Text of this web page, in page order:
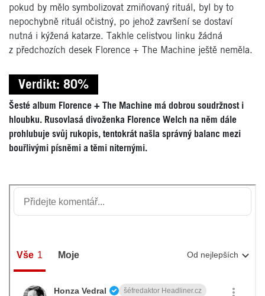
pokud by mělo symbolizovat zmiňovaný rituál, byl by to
nepochybně rituál očistný, po jehož završení se dostaví
nutná i kýžená katarze. Takhle celistvou linku žádná
z předchozích desek Florence + The Machine ještě neměla.
Verdikt: 80%
Šesté album Florence + The Machine má dobrou soudržnost i
hloubku. Rusovlasá divoženka Florence Welch na něm dále
prohlubuje svůj rukopis, tentokrát našla správný balanc mezi
bouřlivými písněmi a těmi niternými.